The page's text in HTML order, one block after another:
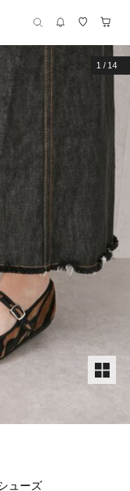
1 / 14
ューズ